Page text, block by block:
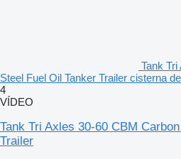
Tank
Steel Fuel Oil Tanker Trailer cisterna
4
VÍDEO
Tank Tri Axles 30-60 CBM
Trailer